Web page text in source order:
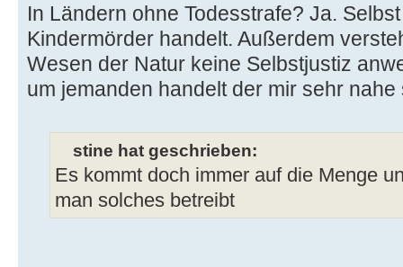
In Ländern ohne Todesstrafe? Ja.
Kindermörder handelt. Außerdem
Wesen der Natur keine Selbstjustiz
um jemanden handelt der mir sehr nahe
stine hat geschrieben:
Es kommt doch immer auf die Menge
man solches betreibt